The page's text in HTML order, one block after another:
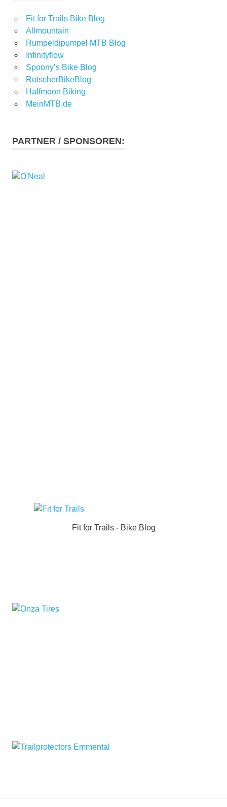
Fit for Trails Bike Blog
Allmountain
Rumpeldipumpel MTB Blog
Infinityflow
Spoony’s Bike Blog
RotscherBikeBlog
Halfmoon Biking
MeinMTB.de
PARTNER / SPONSOREN:
Fit for Trails - Bike Blog